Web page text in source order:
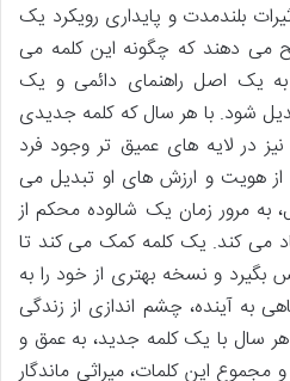
بلندمدت و پایداری رویکرد یک
می دهند که چگونه این کلمه می
به یک اصل راهنمای دائمی و یک
شود. با هر سال که کلمه جدیدی
در لایه های عمیق تر وجود فرد
هویت و ارزش های او تبدیل می
به مرور زمان یک شالوده محکم از
می کند. یک کلمه کمک می کند تا
بگیرد و نسخه بهتری از خود را به
به آینده، چشم اندازی از زندگی
سال با یک کلمه جدید، به عمق و
این کلمات، میراثی ماندگار